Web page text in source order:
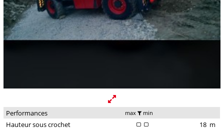
Performances max min
Hauteur sous crochet 18 m